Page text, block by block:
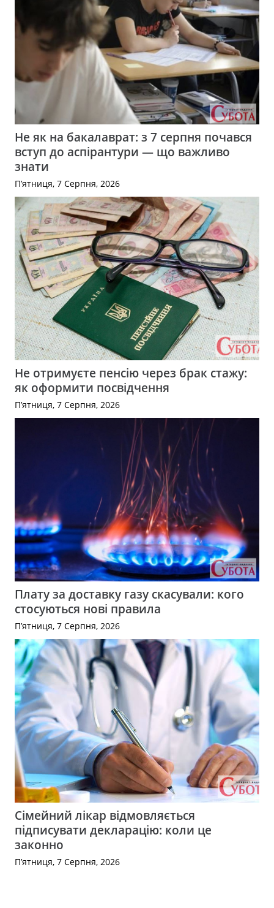
Не як на бакалаврат: з 7 серпня почався
вступ до аспірантури — що важливо
знати
П’ятниця, 7 Серпня, 2026
Не отримуєте пенсію через брак стажу:
як оформити посвідчення
П’ятниця, 7 Серпня, 2026
Плату за доставку газу скасували: кого
стосуються нові правила
П’ятниця, 7 Серпня, 2026
Сімейний лікар відмовляється
підписувати декларацію: коли це
законно
П’ятниця, 7 Серпня, 2026